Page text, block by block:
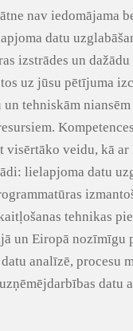
nav iedomājama
datu
izstrādes un
uz jūsu pētījuma
tehniskām
visērtāko veidu, kā
lielapjoma datu
tehnikas
un Eiropā nozīmīgu
analīzē, procesu
datu